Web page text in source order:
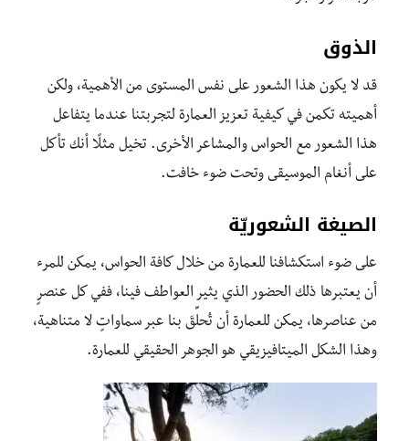
الذوق
قد لا يكون هذا الشعور على نفس المستوى من الأهمية، ولكن
أهميته تكمن في كيفية تعزيز العمارة لتجربتنا عندما يتفاعل
هذا الشعور مع الحواس والمشاعر الأخرى. تخيل مثلًا أنك تأكل
على أنغام الموسيقى وتحت ضوء خافت.
الصيغة الشعوريّة
على ضوء استكشافنا للعمارة من خلال كافة الحواس، يمكن للمرء
أن يعتبرها ذلك الحضور الذي يثير العواطف فينا، ففي كل عنصرٍ
من عناصرها، يمكن للعمارة أن تُحلِّقَ بنا عبر سماواتٍ لا متناهية،
وهذا الشكل الميتافيزيقي هو الجوهر الحقيقي للعمارة.